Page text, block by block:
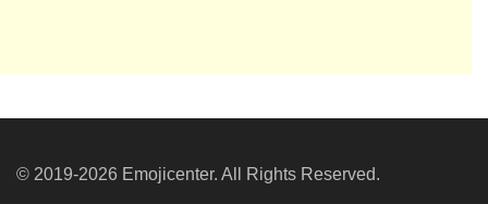
© 2019-2026 Emojicenter. All Rights Reserved.